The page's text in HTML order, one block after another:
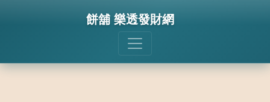
餅舖 樂透發財網